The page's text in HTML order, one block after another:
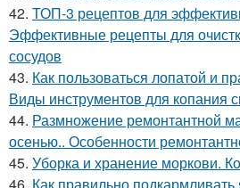
42. ТОП-3 рецептов для
Эффективные рецепты для
сосудов
43. Как пользоваться лопатой и
Виды инструментов для копания
44. Размножение ремонтантной
осенью.. Особенности
45. Уборка и хранение моркови.